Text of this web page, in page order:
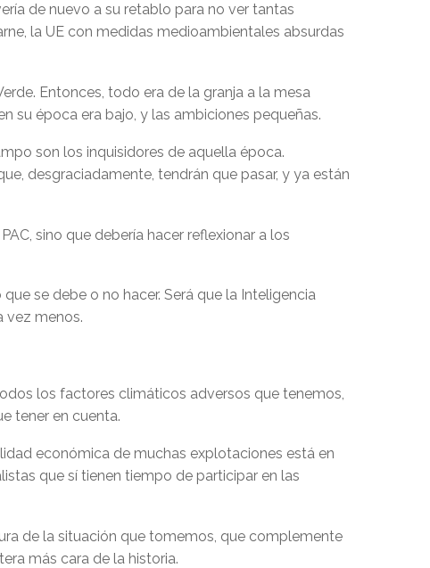
de nuevo a su retablo para no ver tantas
la UE con medidas medioambientales absurdas
Entonces, todo era de la granja a la mesa
su época era bajo, y las ambiciones pequeñas.
son los inquisidores de aquella época.
desgraciadamente, tendrán que pasar, y ya están
sino que debería hacer reflexionar a los
se debe o no hacer. Será que la Inteligencia
vez menos.
los factores climáticos adversos que tenemos,
tener en cuenta.
económica de muchas explotaciones está en
que sí tienen tiempo de participar en las
de la situación que tomemos, que complemente
más cara de la historia.